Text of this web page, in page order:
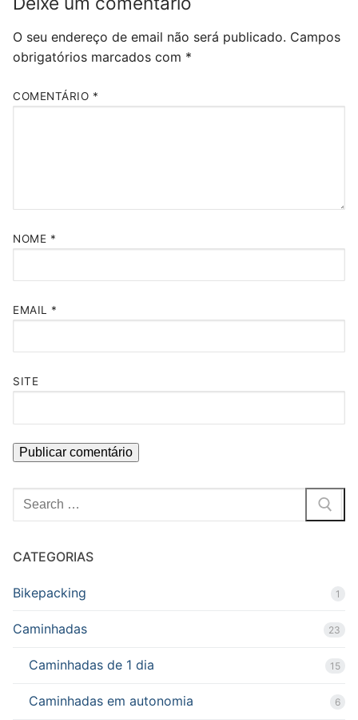
O seu endereço de email não será publicado. Campos
obrigatórios marcados com *
COMENTÁRIO *
NOME *
EMAIL *
SITE
Pesquisar
por:
CATEGORIAS
Bikepacking 1
Caminhadas 23
Caminhadas de 1 dia 15
Caminhadas em autonomia 6